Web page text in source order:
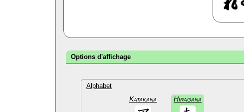
Options d'affichage
Alphabet
Katakana Hiragana